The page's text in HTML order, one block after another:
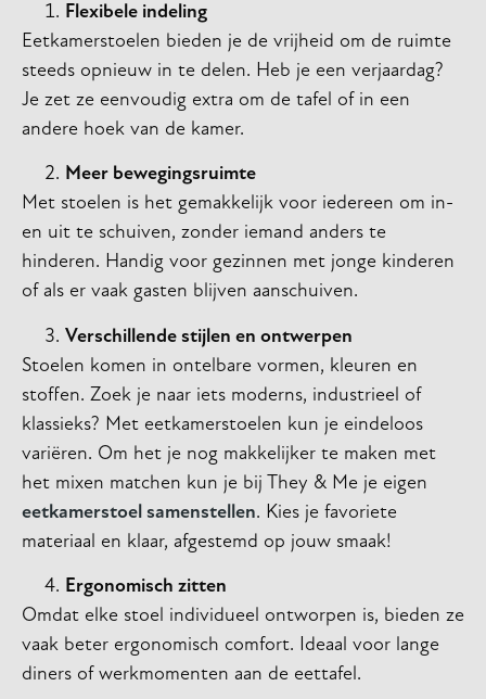
Flexibele indeling
Eetkamerstoelen bieden je de vrijheid om de ruimte
steeds opnieuw in te delen. Heb je een verjaardag?
Je zet ze eenvoudig extra om de tafel of in een
andere hoek van de kamer.
Meer bewegingsruimte
Met stoelen is het gemakkelijk voor iedereen om in-
en uit te schuiven, zonder iemand anders te
hinderen. Handig voor gezinnen met jonge kinderen
of als er vaak gasten blijven aanschuiven.
Verschillende stijlen en ontwerpen
Stoelen komen in ontelbare vormen, kleuren en
stoffen. Zoek je naar iets moderns, industrieel of
klassieks? Met eetkamerstoelen kun je eindeloos
variëren. Om het je nog makkelijker te maken met
het mixen matchen kun je bij They & Me je eigen
eetkamerstoel samenstellen. Kies je favoriete
materiaal en klaar, afgestemd op jouw smaak!
Ergonomisch zitten
Omdat elke stoel individueel ontworpen is, bieden ze
vaak beter ergonomisch comfort. Ideaal voor lange
diners of werkmomenten aan de eettafel.